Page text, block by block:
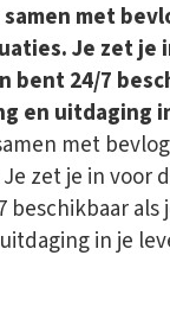
met
Je zet je
24/7
en uitdaging
met
zet je in voor
in je